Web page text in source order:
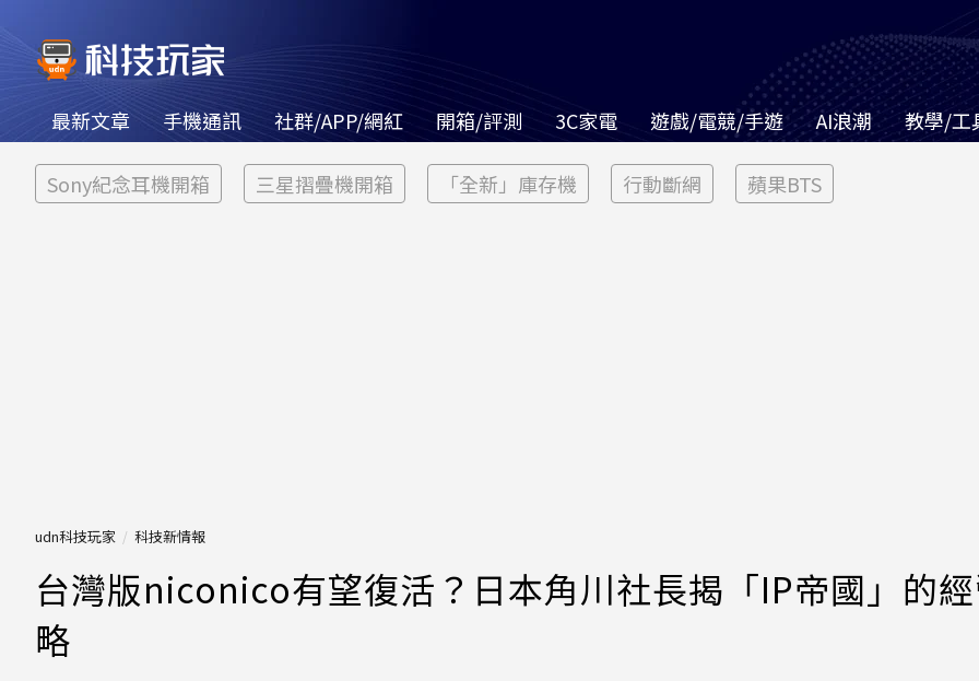
最新文章 手機通訊 社群/APP/網紅 開箱/評測 3C家電 遊戲/電競/手遊 AI浪潮 教學/工
Sony紀念耳機開箱 三星摺疊機開箱 「全新」庫存機 行動斷網 蘋果BTS
udn科技玩家 科技新情報
台灣版niconico有望復活？日本角川社長揭「IP帝國」的
略